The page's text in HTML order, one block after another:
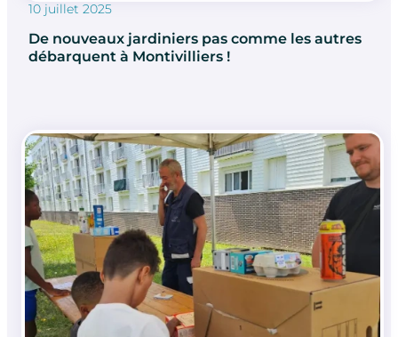
10 juillet 2025
De nouveaux jardiniers pas comme les autres
débarquent à Montivilliers !